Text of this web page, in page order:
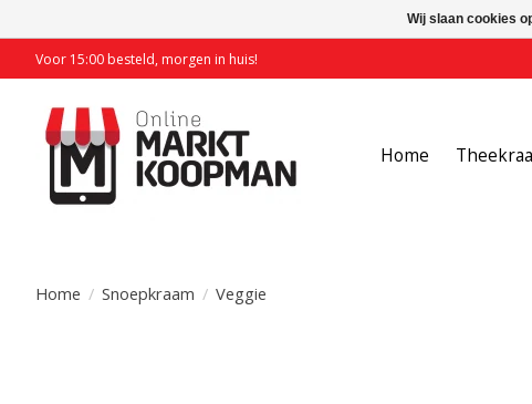
Voor 15:00 besteld, morgen in huis!
Home
Home / Snoepkraam / Veggie
Wij slaan cookies